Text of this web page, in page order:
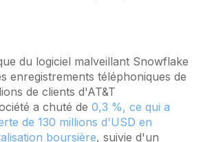
du logiciel malveillant Snowflake
enregistrements téléphoniques de
de clients d'AT&T
a chuté de 0,3 %, ce qui a
de 130 millions d'USD en
boursière, suivie d'un